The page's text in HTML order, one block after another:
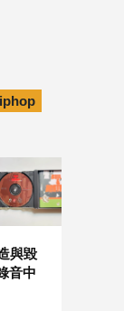
與毀
音中